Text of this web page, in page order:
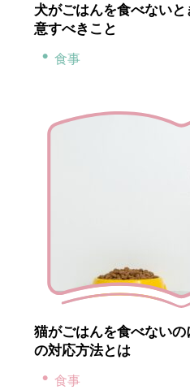
犬がごはんを食べない
意すべきこと
食事
猫がごはんを食べない
の対応方法とは
食事